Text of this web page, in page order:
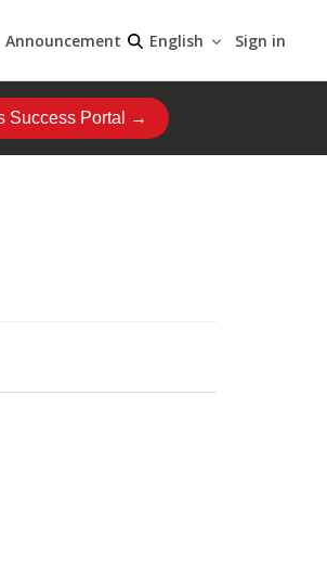
Announcement English Sign in
Success Portal →